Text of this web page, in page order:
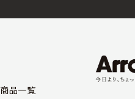
商品一覧